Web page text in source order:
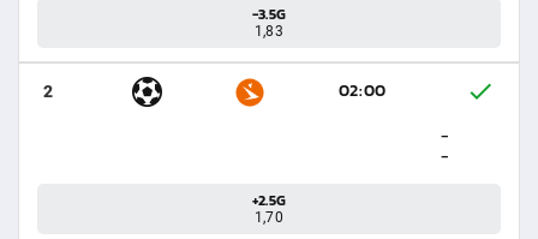
-3.5G
1,83
2
02:00
-
-
+2.5G
1,70